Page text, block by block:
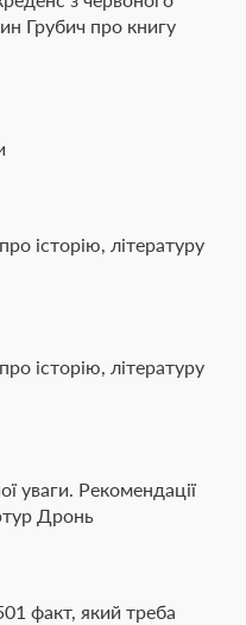
Грубич про книгу
історію, літературу
історію, літературу
уваги. Рекомендації
Дронь
факт, який треба